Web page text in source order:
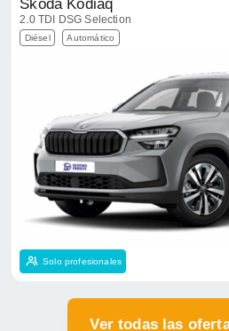
Skoda Kodiaq
2.0 TDI DSG Selection
Diésel Automático
Solo profesionales
Ver todas las